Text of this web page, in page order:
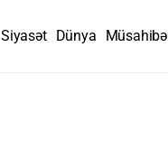
Siyasət Dünya Müsahibə